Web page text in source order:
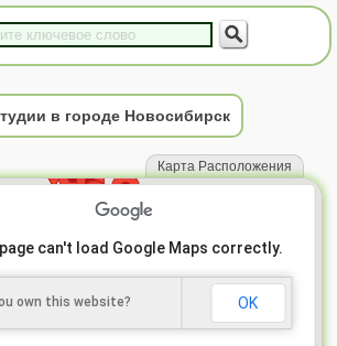
в городе Новосибирск
Карта Расположения
can't load Google Maps correctly.
own this website? OK